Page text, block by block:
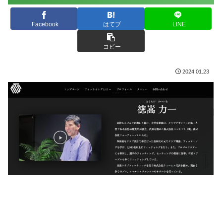
Facebook はてブ LINE
コピー
2024.01.23